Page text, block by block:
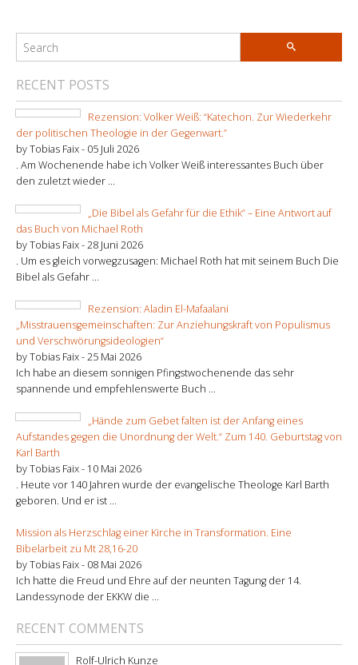
RECENT POSTS
Rezension: Volker Weiß: “Katechon. Zur Wiederkehr
der politischen Theologie in der Gegenwart.”
by Tobias Faix - 05 Juli 2026
. Am Wochenende habe ich Volker Weiß interessantes Buch über
den zuletzt wieder ...
„Die Bibel als Gefahr für die Ethik“ – Eine Antwort auf
das Buch von Michael Roth
by Tobias Faix -28 Juni 2026
. Um es gleich vorwegzusagen: Michael Roth hat mit seinem Buch Die
Bibel als Gefahr ...
Rezension: Aladin El-Mafaalani
„Misstrauensgemeinschaften: Zur Anziehungskraft von Populismus
und Verschwörungsideologien“
by Tobias Faix -25 Mai 2026
Ich habe an diesem sonnigen Pfingstwochenende das sehr
spannende und empfehlenswerte Buch ...
„Hände zum Gebet falten ist der Anfang eines
Aufstandes gegen die Unordnung der Welt.“ Zum 140. Geburtstag von
Karl Barth
by Tobias Faix - 10 Mai 2026
. Heute vor 140 Jahren wurde der evangelische Theologe Karl Barth
geboren. Und er ist ...
Mission als Herzschlag einer Kirche in Transformation. Eine
Bibelarbeit zu Mt 28,16-20
by Tobias Faix - 08 Mai 2026
Ich hatte die Freud und Ehre auf der neunten Tagung der 14.
Landessynode der EKKW die ...
RECENT COMMENTS
Rolf-Ulrich Kunze